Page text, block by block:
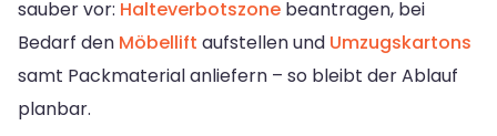
sauber vor: Halteverbotszone beantragen, bei
Bedarf den Möbellift aufstellen und Umzugskartons
samt Packmaterial anliefern – so bleibt der Ablauf
planbar.